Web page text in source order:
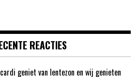
REACTIES
geniet van lentezon en wij genieten